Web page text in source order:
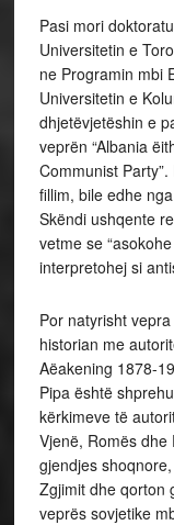
Pasi mori
Universitetin e
ne Programin mbi
Universitetin e
dhjetëvjetëshin e
veprën “Albania
Communist
fillim, bile edhe
Skëndi ushqente
vetme se
interpretohej si
Por natyrisht
historian me
Aëakening 1878-
Pipa është
kërkimeve të
Vjenë, Romës dhe
gjendjes
Zgjimit dhe qorton
veprës sovjetike